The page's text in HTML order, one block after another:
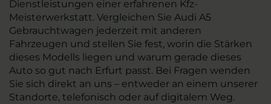
Dienstleistungen einer erfahrenen Kfz-
Meisterwerkstatt. Vergleichen Sie Audi A5
Gebrauchtwagen jederzeit mit anderen
Fahrzeugen und stellen Sie fest, worin die Stärken
dieses Modells liegen und warum gerade dieses
Auto so gut nach Erfurt passt. Bei Fragen wenden
Sie sich direkt an uns – entweder an einem unserer
Standorte, telefonisch oder auf digitalem Weg.